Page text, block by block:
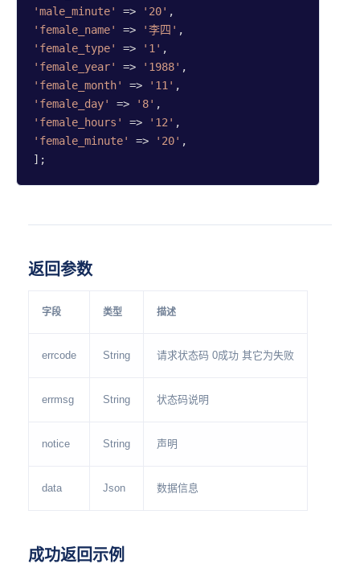
'male_minute'
=> '20'
'female_name'
=> '李四'
'female_type'
=> '1'
'female_year'
=> '1988'
'female_month'
=> '11'
'female_day'
=> '8'
'female_hours'
=> '12'
'female_minute'
=> '20' ,
];
返回参数
字段 类型 描述
errcode String 请求状态码 0成功 其它为失败
errmsg String 状态码说明
notice String 声明
data Json 数据信息
成功返回示例